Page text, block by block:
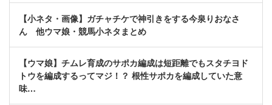
【小ネタ・画像】ガチャチケで神引きをする今泉りおなさ
ん 他ウマ娘・競馬小ネタまとめ
【ウマ娘】チムレ育成のサポカ編成は短距離でもスタチヨド
トウを編成するってマジ！？ 根性サポカを編成していた意
味…